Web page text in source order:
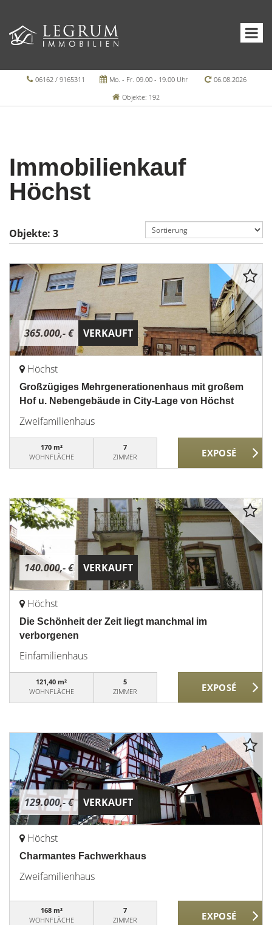
06162 / 9165311 Mo. - Fr. 09.00 - 19.00 Uhr
06.08.2026
Objekte: 192
Immobilienkauf
Höchst
Objekte: 3
365.000,- € VERKAUFT
Höchst
Großzügiges Mehrgenerationenhaus mit großem
Hof u. Nebengebäude in City-Lage von Höchst
Zweifamilienhaus
170 m²
WOHNFLÄCHE
7
ZIMMER
140.000,- € VERKAUFT
Höchst
Die Schönheit der Zeit liegt manchmal im
verborgenen
Einfamilienhaus
121,40 m²
WOHNFLÄCHE
5
ZIMMER
129.000,- € VERKAUFT
Höchst
Charmantes Fachwerkhaus
Zweifamilienhaus
168 m²
WOHNFLÄCHE
7
ZIMMER